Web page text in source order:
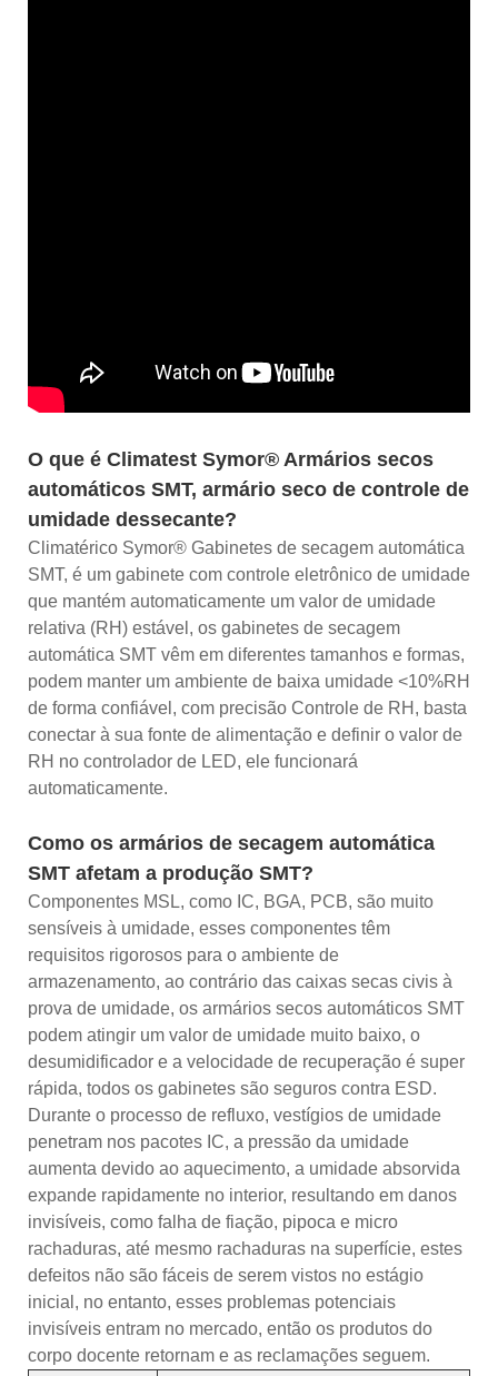
O que é Climatest Symor® Armários secos
automáticos SMT, armário seco de controle de
umidade dessecante?
Climatérico Symor® Gabinetes de secagem automática
SMT, é um gabinete com controle eletrônico de umidade
que mantém automaticamente um valor de umidade
relativa (RH) estável, os gabinetes de secagem
automática SMT vêm em diferentes tamanhos e formas,
podem manter um ambiente de baixa umidade <10%RH
de forma confiável, com precisão Controle de RH, basta
conectar à sua fonte de alimentação e definir o valor de
RH no controlador de LED, ele funcionará
automaticamente.
Como os armários de secagem automática
SMT afetam a produção SMT?
Componentes MSL, como IC, BGA, PCB, são muito
sensíveis à umidade, esses componentes têm
requisitos rigorosos para o ambiente de
armazenamento, ao contrário das caixas secas civis à
prova de umidade, os armários secos automáticos SMT
podem atingir um valor de umidade muito baixo, o
desumidificador e a velocidade de recuperação é super
rápida, todos os gabinetes são seguros contra ESD.
Durante o processo de refluxo, vestígios de umidade
penetram nos pacotes IC, a pressão da umidade
aumenta devido ao aquecimento, a umidade absorvida
expande rapidamente no interior, resultando em danos
invisíveis, como falha de fiação, pipoca e micro
rachaduras, até mesmo rachaduras na superfície, estes
defeitos não são fáceis de serem vistos no estágio
inicial, no entanto, esses problemas potenciais
invisíveis entram no mercado, então os produtos do
corpo docente retornam e as reclamações seguem.